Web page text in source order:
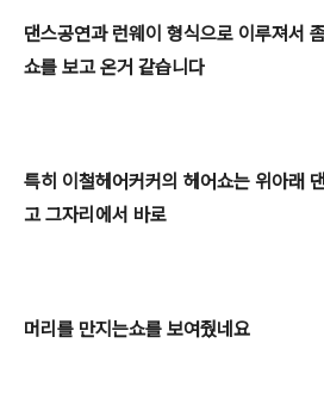
댄스공연과 런웨이 형식으로 이루져서
쇼를 보고 온거 같습니다
특히 이철헤어커커의 헤어쇼는 위아래
고 그자리에서 바로
머리를 만지는쇼를 보여줬네요